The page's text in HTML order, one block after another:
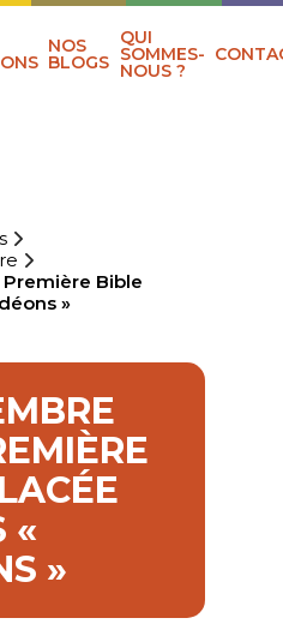
NOS
BLOGS
QUI
SOMMES-
NOUS ?
Première Bible
»
«
»